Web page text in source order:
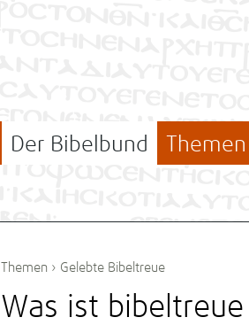
Der Bibelbund Themen
Themen › Gelebte Bibeltreue
Was ist